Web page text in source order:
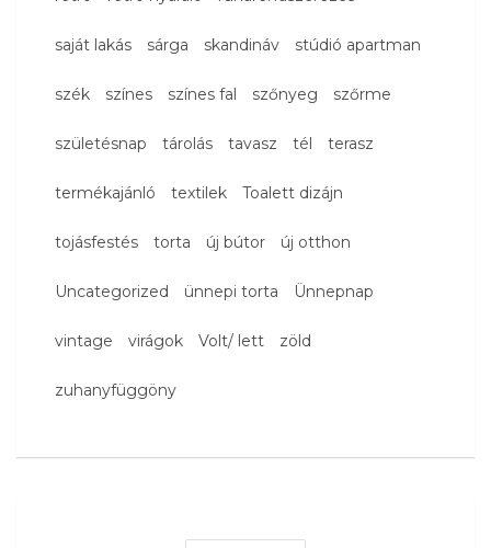
saját lakás sárga skandináv stúdió apartman
szék színes színes fal szőnyeg szőrme
születésnap tárolás tavasz tél terasz
termékajánló textilek Toalett dizájn
tojásfestés torta új bútor új otthon
Uncategorized ünnepi torta Ünnepnap
vintage virágok Volt/ lett zöld
zuhanyfüggöny